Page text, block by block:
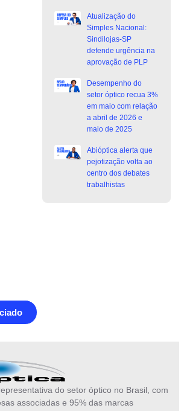
Atualização do
Simples Nacional:
Sindilojas-SP
defende urgência na
aprovação de PLP
Desempenho do
setor óptico recua 3%
em maio com relação
a abril de 2026 e
maio de 2025
Abióptica alerta que
pejotização volta ao
centro dos debates
trabalhistas
do setor óptico no Brasil, com
associadas e 95% das marcas